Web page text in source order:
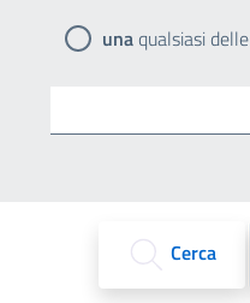
unaqualsiasi
Cerca